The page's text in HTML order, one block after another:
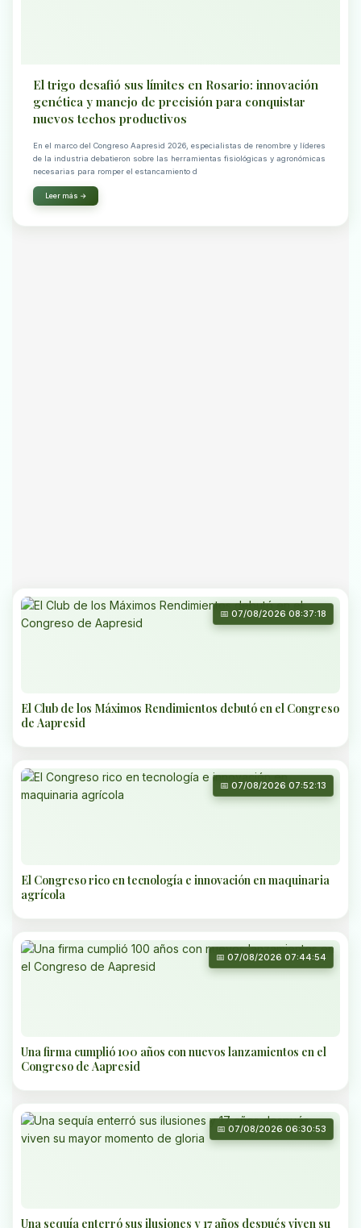
El trigo desafió sus límites en Rosario: innovación
genética y manejo de precisión para conquistar
nuevos techos productivos
En el marco del Congreso Aapresid 2026, especialistas de renombre y líderes
de la industria debatieron sobre las herramientas fisiológicas y agronómicas
necesarias para romper el estancamiento d
Leer más →
📅 07/08/2026 08:37:18
El Club de los Máximos Rendimientos debutó en el Congreso
de Aapresid
📅 07/08/2026 07:52:13
El Congreso rico en tecnología e innovación en maquinaria
agrícola
📅 07/08/2026 07:44:54
Una firma cumplió 100 años con nuevos lanzamientos en el
Congreso de Aapresid
📅 07/08/2026 06:30:53
Una sequía enterró sus ilusiones y 17 años después viven su